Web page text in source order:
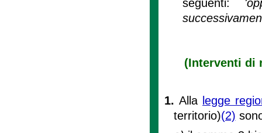
seguenti:
(Interventi di
1.Alla legge
territorio)(2)